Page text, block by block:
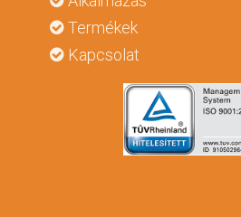
Termékek
Kapcsolat